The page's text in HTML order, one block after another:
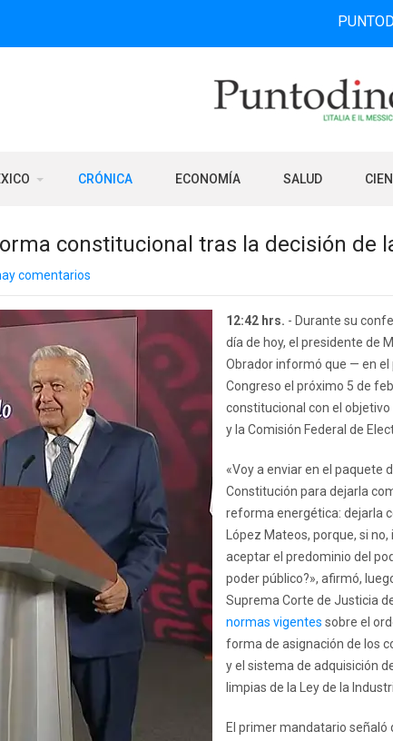
CRÓNICA ECONOMÍA SALUD
constitucional tras la decisión de
comentarios
12:42 hrs. - Durante su
día de hoy, el presidente de
Obrador informó que — en el
Congreso el próximo 5 de
constitucional con el
y la Comisión Federal de
«Voy a enviar en el paquete
Constitución para dejarla
reforma energética: dejarla
López Mateos, porque, si
aceptar el predominio del
poder público?», afirmó,
Suprema Corte de Justicia
normas vigentes sobre el
forma de asignación de los
y el sistema de adquisición
limpias de la Ley de la
El primer mandatario